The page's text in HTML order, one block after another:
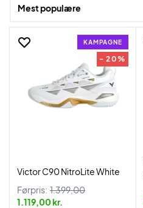
Mest populære
KAMPAGNE
- 20%
Victor C90 NitroLite White
Førpris: 1.399,00
1.119,00 kr.